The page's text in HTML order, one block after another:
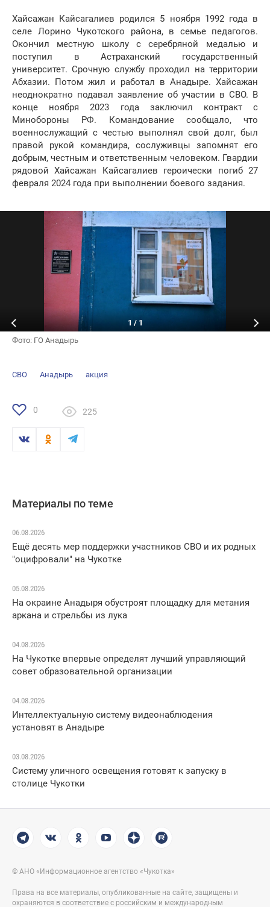
Хайсажан Кайсагалиев родился 5 ноября 1992 года в
селе Лорино Чукотского района, в семье педагогов.
Окончил местную школу с серебряной медалью и
поступил в Астраханский государственный
университет. Срочную службу проходил на территории
Абхазии. Потом жил и работал в Анадыре. Хайсажан
неоднократно подавал заявление об участии в СВО. В
конце ноября 2023 года заключил контракт с
Минобороны РФ. Командование сообщало, что
военнослужащий с честью выполнял свой долг, был
правой рукой командира, сослуживцы запомнят его
добрым, честным и ответственным человеком. Гвардии
рядовой Хайсажан Кайсагалиев героически погиб 27
февраля 2024 года при выполнении боевого задания.
Фото: ГО Анадырь
1 / 1
СВО Анадырь акция
0 225
Материалы по теме
06.08.2026
Ещё десять мер поддержки участников СВО и их родных
"оцифровали" на Чукотке
05.08.2026
На окраине Анадыря обустроят площадку для метания
аркана и стрельбы из лука
04.08.2026
На Чукотке впервые определят лучший управляющий
совет образовательной организации
04.08.2026
Интеллектуальную систему видеонаблюдения
установят в Анадыре
03.08.2026
Систему уличного освещения готовят к запуску в
столице Чукотки
© АНО «Информационное агентство «Чукотка»
Права на все материалы, опубликованные на сайте, защищены и
охраняются в соответствие с российским и международным